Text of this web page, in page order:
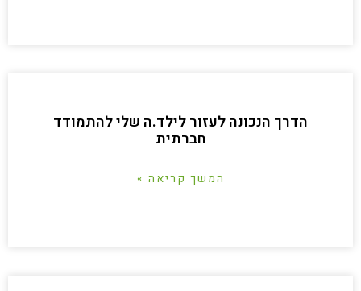
הדרך הנכונה לעזור לילד.ה שלי להתמודד
חברתית
המשך קריאה »